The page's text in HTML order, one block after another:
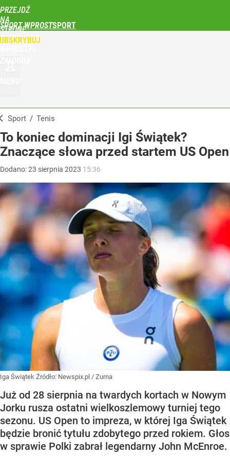
PRZEJDŹ
NA
STRONĘ
GŁÓWNĄ
SPORT WPROST
Sport / Tenis
To koniec dominacji Igi Świątek?
Znaczące słowa przed startem US Open
Dodano:23 sierpnia 2023 15:36
Iga Świątek Źródło: Newspix.pl / Zuma
Już od 28 sierpnia na twardych kortach w Nowym
Jorku rusza ostatni wielkoszlemowy turniej tego
sezonu. US Open to impreza, w której Iga Świątek
będzie bronić tytułu zdobytego przed rokiem. Głos
w sprawie Polki zabrał legendarny John McEnroe.